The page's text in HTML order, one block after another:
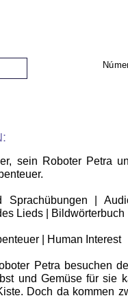
sein Roboter Petra
Sprachübungen |
Lieds | Bildwörterbuch
| Human Interest
Petra besuchen
und Gemüse für sie
Doch da kommen